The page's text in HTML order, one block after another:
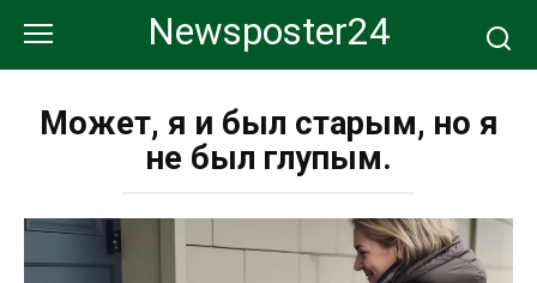
контенту
Newsposter24
Может, я и был старым, но я
не был глупым.